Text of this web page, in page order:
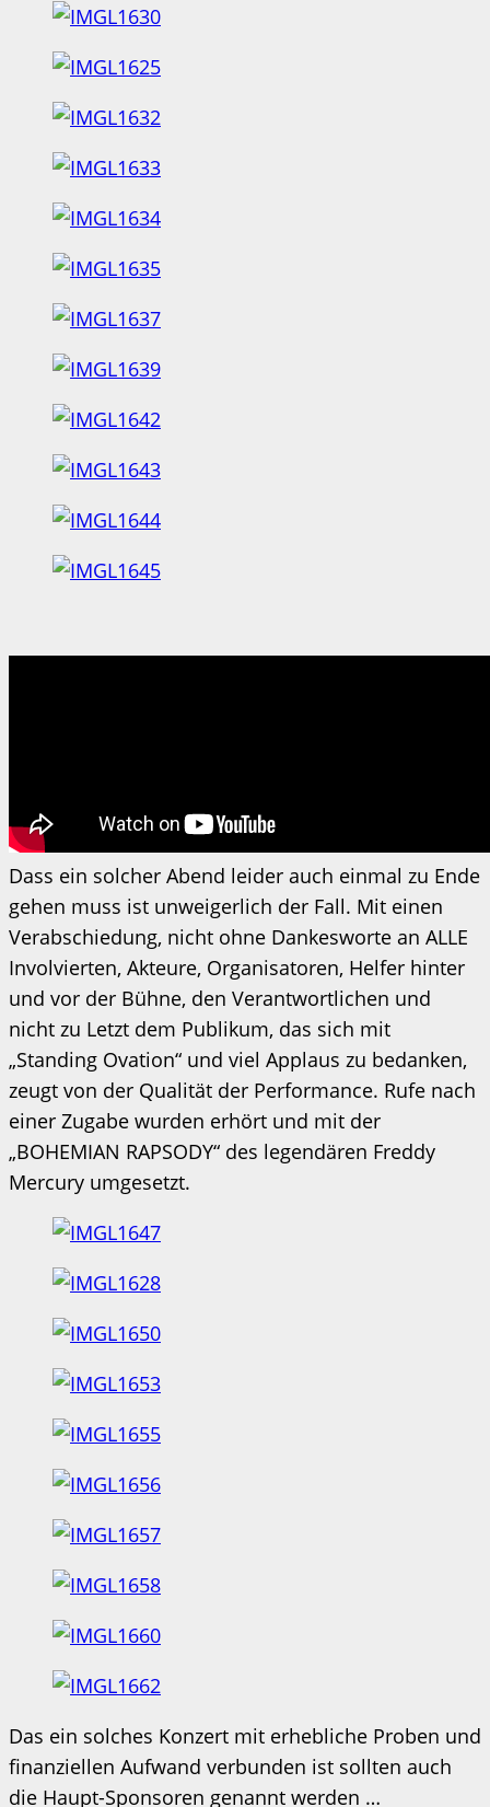
Dass ein solcher Abend leider auch einmal zu Ende
gehen muss ist unweigerlich der Fall. Mit einen
Verabschiedung, nicht ohne Dankesworte an ALLE
Involvierten, Akteure, Organisatoren, Helfer hinter
und vor der Bühne, den Verantwortlichen und
nicht zu Letzt dem Publikum, das sich mit
„Standing Ovation“ und viel Applaus zu bedanken,
zeugt von der Qualität der Performance. Rufe nach
einer Zugabe wurden erhört und mit der
„BOHEMIAN RAPSODY“ des legendären Freddy
Mercury umgesetzt.
Das ein solches Konzert mit erhebliche Proben und
finanziellen Aufwand verbunden ist sollten auch
die Haupt-Sponsoren genannt werden …